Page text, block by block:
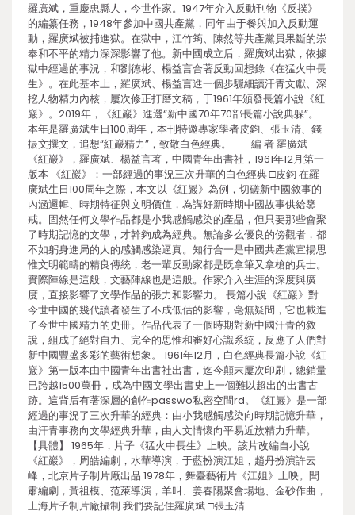
羅廣斌，重慶忠縣人，今世作家。1947年介入反動刊物《反撲》
的編纂任務，1948年參加中國共產黨，同年由于餐與加入反動運
動，羅廣斌被捕進獄。在獄中，江竹筠、陳然等共產黨員果斷的崇
奉和不平的精力深深影響了他。新中國成立后，羅廣斌出獄，依據
獄中經過的事況，和劉德彬、楊益言合著反動回想錄《在猛火中長
生》。在此基本上，羅廣斌、楊益言進一個步驟細讀汗青文獻、深
挖人物精力內核，屢次修正打磨文稿，于1961年頒發長篇小說《紅
巖》。2019年，《紅巖》進選“新中國70年70部長篇小說典躲”。
本年是羅廣斌生日100周年，本刊特邀專家學者皮鈞、張玉清、錢
振文撰文，追想“紅巖精力”，致敬白色經典。 ——編 者 羅廣斌
《紅巖》，羅廣斌、楊益言著，中國青年出書社，1961年12月第一
版本 《紅巖》：一部經過的事況三次升華的白色經典 □皮鈞 在羅
廣斌生日100周年之際，本文以《紅巖》為例，切磋新中國敘事的
內涵邏輯、時期特征與文明價值，為講好新時期中國故事供給鑒
戒。固然任何文學作品都是小我感觸感染的產品，但只要那些會聚
了時期記憶的文學，才幹夠成為經典。無論多么優良的傍觀者，都
不如躬身進局的人的感觸感染逼真。知行合一是中國共產黨宣揚思
惟文明範疇的精良傳統，老一輩反動家都是既拿筆又拿槍的兵士。
實際陣線是這般，文藝陣線也是這般。作家介入生涯的深度與廣
度，直接影響了文學作品的張力和影響力。 長篇小說《紅巖》對
今世中國的幾代讀者發生了不成低估的影響，毫無疑問，它也載進
了今世中國精力的史冊。作品代表了一個時期對新中國汗青的敘
說，組成了絕對自力、完全的思惟和審好心識系統，反應了人們對
新中國豐盛多彩的藝術想象。 1961年12月，白色經典長篇小說《紅
巖》第一版本由中國青年出書社出書，迄今顛末屢次印刷，總銷量
已跨越1500萬冊，成為中國文學出書史上一個難以超出的出書古
跡。這背后有著深層的創作passwo私密空間rd。《紅巖》是一部
經過的事況了三次升華的經典：由小我感觸感染向時期記憶升華，
由汗青事務向文學經典升華，由人文情懷向平易近族精力升華。
【具體】 1965年，片子《猛火中長生》上映。該片改編自小說
《紅巖》，周皓編劇，水華導演，于藍扮演江姐，趙丹扮演許云
峰，北京片子制片廠出品 1978年，舞臺藝術片《江姐》上映。閆
肅編劇，黃祖模、范萊導演，羊叫、姜春陽聚會場地、金砂作曲，
上海片子制片廠攝制 我們要記住羅廣斌 □張玉清…